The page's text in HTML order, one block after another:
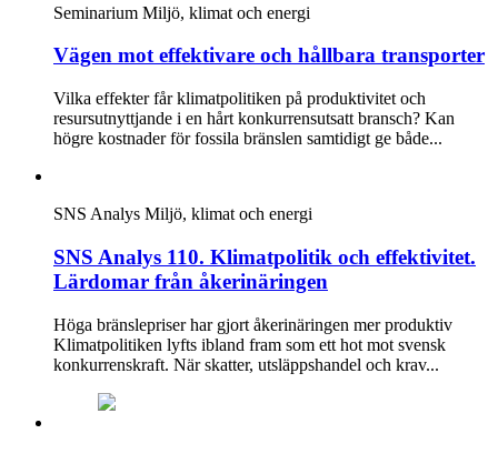
Seminarium Miljö, klimat och energi
Vägen mot effektivare och hållbara transporter
Vilka effekter får klimatpolitiken på produktivitet och
resursutnyttjande i en hårt konkurrensutsatt bransch? Kan
högre kostnader för fossila bränslen samtidigt ge både...
SNS Analys Miljö, klimat och energi
SNS Analys 110. Klimatpolitik och effektivitet.
Lärdomar från åkerinäringen
Höga bränslepriser har gjort åkerinäringen mer produktiv
Klimatpolitiken lyfts ibland fram som ett hot mot svensk
konkurrenskraft. När skatter, utsläppshandel och krav...